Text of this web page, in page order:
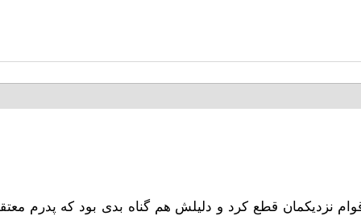
نزدیکمان قطع کرد و دلیلش هم گناه بدی بود که پدرم